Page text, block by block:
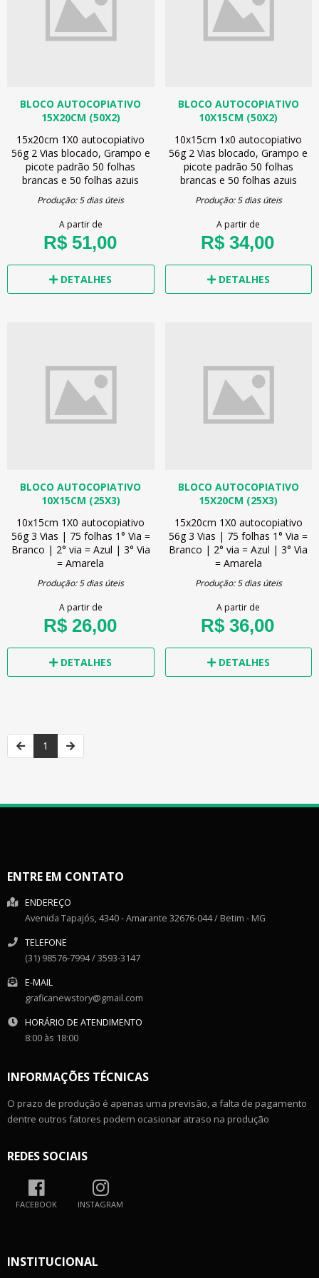
BLOCO AUTOCOPIATIVO
15X20CM (50X2)
15x20cm 1X0 autocopiativo
56g 2 Vias blocado, Grampo e
picote padrão 50 folhas
brancas e 50 folhas azuis
Produção: 5 dias úteis
A partir de
R$ 51,00
DETALHES
BLOCO AUTOCOPIATIVO
10X15CM (50X2)
10x15cm 1x0 autocopiativo
56g 2 Vias blocado, Grampo e
picote padrão 50 folhas
brancas e 50 folhas azuis
Produção: 5 dias úteis
A partir de
R$ 34,00
DETALHES
BLOCO AUTOCOPIATIVO
10X15CM (25X3)
10x15cm 1X0 autocopiativo
56g 3 Vias | 75 folhas 1° Via =
Branco | 2° via = Azul | 3° Via
= Amarela
Produção: 5 dias úteis
A partir de
R$ 26,00
DETALHES
BLOCO AUTOCOPIATIVO
15X20CM (25X3)
15x20cm 1X0 autocopiativo
56g 3 Vias | 75 folhas 1° Via =
Branco | 2° via = Azul | 3° Via
= Amarela
Produção: 5 dias úteis
A partir de
R$ 36,00
DETALHES
1
ENTRE EM CONTATO
ENDEREÇO
Avenida Tapajós, 4340- Amarante 32676-044/ Betim - MG
TELEFONE
(31) 98576-7994 / 3593-3147
E-MAIL
graficanewstory@gmail.com
HORÁRIO DE ATENDIMENTO
8:00 às 18:00
INFORMAÇÕES TÉCNICAS
O prazo de produção é apenas uma previsão, a falta de pagamento
dentre outros fatores podem ocasionar atraso na produção
REDES SOCIAIS
FACEBOOK INSTAGRAM
INSTITUCIONAL